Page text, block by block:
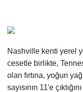
Magazin
Şanlıurfa
Spor
Nashville kenti yerel
cesetle birlikte,
olan fırtına, yoğun
sayısının 11'e